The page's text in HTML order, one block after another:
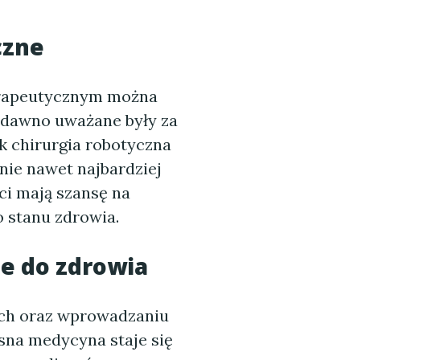
można
uważane były za
chirurgia robotyczna
nawet najbardziej
mają szansę na
stanu zdrowia.
do zdrowia
oraz wprowadzaniu
medycyna staje się